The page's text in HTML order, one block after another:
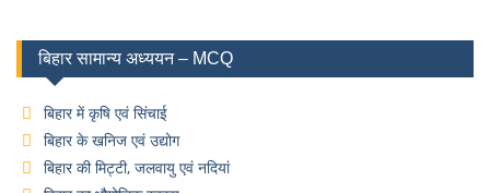
बिहार सामान्य अध्ययन – MCQ
बिहार में कृषि एवं सिंचाई
बिहार के खनिज एवं उद्योग
बिहार की मिट्टी, जलवायु एवं नदियां